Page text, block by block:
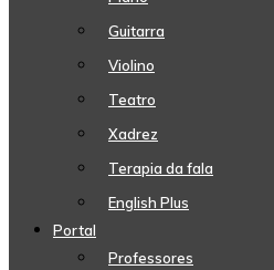
Guitarra
Violino
Teatro
Xadrez
Terapia da fala
English Plus
Portal
Professores